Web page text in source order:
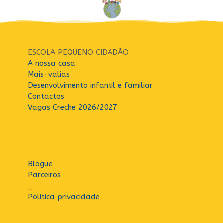
ESCOLA PEQUENO CIDADÃO
A nossa casa
Mais-valias
Desenvolvimento infantil e familiar
Contactos
Vagas Creche 2026/2027
Blogue
Parceiros
Politica privacidade